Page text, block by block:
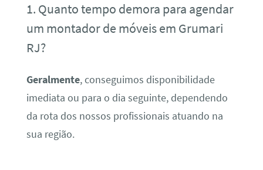
1. Quanto tempo demora para agendar
um montador de móveis em Grumari
RJ?
Geralmente, conseguimos disponibilidade
imediata ou para o dia seguinte, dependendo
da rota dos nossos profissionais atuando na
sua região.